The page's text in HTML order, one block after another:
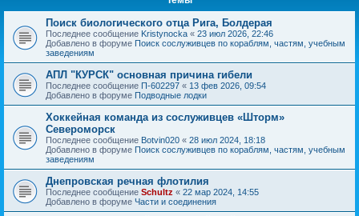
Поиск биологического отца Рига, Болдерая
Последнее сообщение Kristynocka « 23 июл 2026, 22:46
Добавлено в форуме Поиск сослуживцев по кораблям, частям, учебным
заведениям
АПЛ "КУРСК" основная причина гибели
Последнее сообщение П-602297 « 13 фев 2026, 09:54
Добавлено в форуме Подводные лодки
Хоккейная команда из сослуживцев «Шторм»
Североморск
Последнее сообщение Botvin020 « 28 июл 2024, 18:18
Добавлено в форуме Поиск сослуживцев по кораблям, частям, учебным
заведениям
Днепровская речная флотилия
Последнее сообщение Schultz « 22 мар 2024, 14:55
Добавлено в форуме Части и соединения